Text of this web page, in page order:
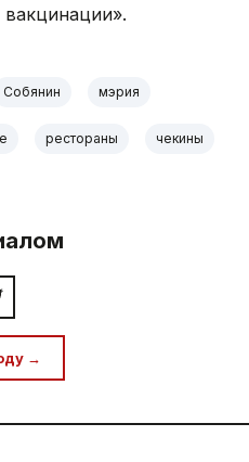
вакцинации».
Собянин мэрия
рестораны чекины
→